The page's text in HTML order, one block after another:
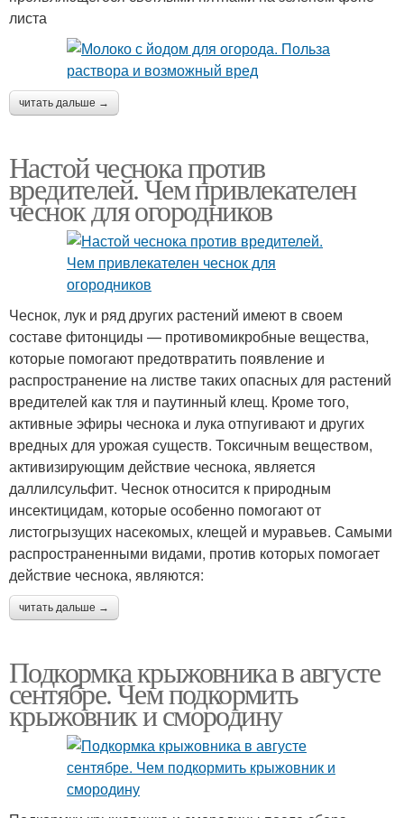
листа
читать дальше →
Настой чеснока против
вредителей. Чем привлекателен
чеснок для огородников
Чеснок, лук и ряд других растений имеют в своем
составе фитонциды — противомикробные вещества,
которые помогают предотвратить появление и
распространение на листве таких опасных для растений
вредителей как тля и паутинный клещ. Кроме того,
активные эфиры чеснока и лука отпугивают и других
вредных для урожая существ. Токсичным веществом,
активизирующим действие чеснока, является
даллилсульфит. Чеснок относится к природным
инсектицидам, которые особенно помогают от
листогрызущих насекомых, клещей и муравьев. Самыми
распространенными видами, против которых помогает
действие чеснока, являются:
читать дальше →
Подкормка крыжовника в августе
сентябре. Чем подкормить
крыжовник и смородину